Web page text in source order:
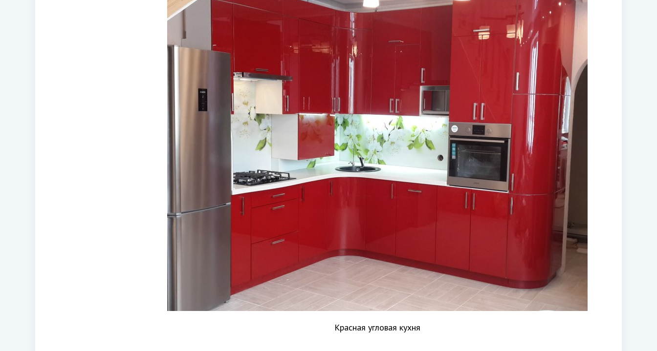
Красная угловая кухня